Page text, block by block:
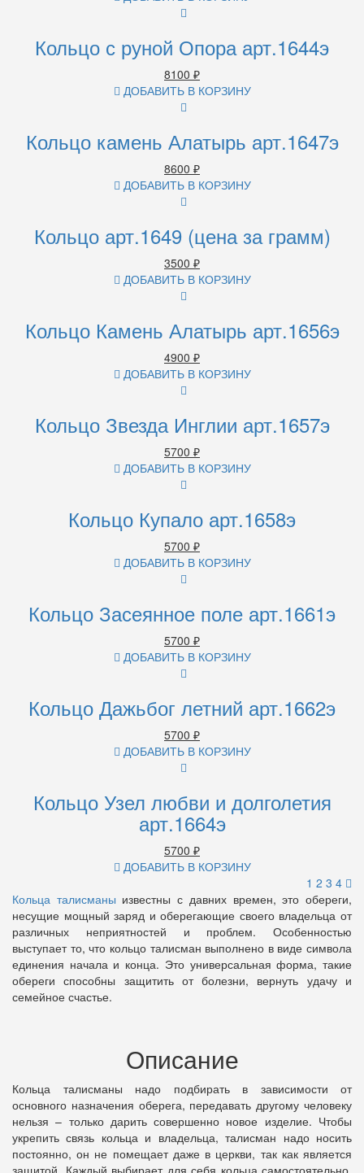
Кольцо с руной Опора арт.1644э
8100 ₽
ДОБАВИТЬ В КОРЗИНУ
Кольцо камень Алатырь арт.1647э
8600 ₽
ДОБАВИТЬ В КОРЗИНУ
Кольцо арт.1649 (цена за грамм)
3500 ₽
ДОБАВИТЬ В КОРЗИНУ
Кольцо Камень Алатырь арт.1656э
4900 ₽
ДОБАВИТЬ В КОРЗИНУ
Кольцо Звезда Инглии арт.1657э
5700 ₽
ДОБАВИТЬ В КОРЗИНУ
Кольцо Купало арт.1658э
5700 ₽
ДОБАВИТЬ В КОРЗИНУ
Кольцо Засеянное поле арт.1661э
5700 ₽
ДОБАВИТЬ В КОРЗИНУ
Кольцо Дажьбог летний арт.1662э
5700 ₽
ДОБАВИТЬ В КОРЗИНУ
Кольцо Узел любви и долголетия
арт.1664э
5700 ₽
ДОБАВИТЬ В КОРЗИНУ
1 2 3 4
Кольца талисманы известны с давних времен, это обереги,
несущие мощный заряд и оберегающие своего владельца от
различных неприятностей и проблем. Особенностью
выступает то, что кольцо талисман выполнено в виде символа
единения начала и конца. Это универсальная форма, такие
обереги способны защитить от болезни, вернуть удачу и
семейное счастье.
Описание
Кольца талисманы надо подбирать в зависимости от
основного назначения оберега, передавать другому человеку
нельзя – только дарить совершенно новое изделие. Чтобы
укрепить связь кольца и владельца, талисман надо носить
постоянно, он не помещает даже в церкви, так как является
защитой. Каждый выбирает для себя кольца самостоятельно,